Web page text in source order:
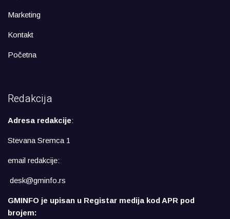
Marketing
Kontakt
Početna
Redakcija
Adresa redakcije:
Stevana Sremca 1
email redakcije:
desk@gminfo.rs
GMINFO je upisan u Registar medija kod APR pod
brojem: